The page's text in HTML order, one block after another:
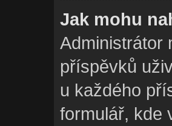
Jak mohu
Administrátor
příspěvků
u každého
formulář, kde